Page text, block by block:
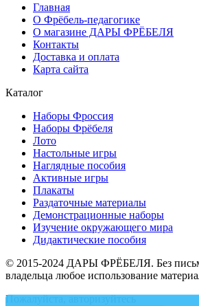
Главная
О Фрёбель-педагогике
О магазине ДАРЫ ФРЁБЕЛЯ
Контакты
Доставка и оплата
Карта сайта
Каталог
Наборы Фроссия
Наборы Фрёбеля
Лото
Настольные игры
Наглядные пособия
Активные игры
Плакаты
Раздаточные материалы
Демонстрационные наборы
Изучение окружающего мира
Дидактические пособия
© 2015-2024 ДАРЫ ФРЁБЕЛЯ. Без
владельца любое использование
Пожалуйста, авторизуйтесь